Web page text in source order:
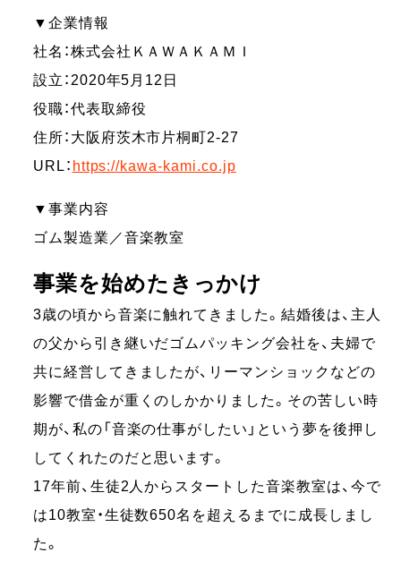
▼企業情報
社名：株式会社ＫＡＷＡＫＡＭＩ
設立：2020年5月12日
役職：代表取締役
住所：大阪府茨木市片桐町2-27
URL： https://kawa-kami.co.jp
▼事業内容
ゴム製造業／音楽教室
事業を始めたきっかけ
3歳の頃から音楽に触れてきました。結婚後は、主人
の父から引き継いだゴムパッキング会社を、夫婦で
共に経営してきましたが、リーマンショックなどの
影響で借金が重くのしかかりました。その苦しい時
期が、私の「音楽の仕事がしたい」という夢を後押し
してくれたのだと思います。
17年前、生徒2人からスタートした音楽教室は、今で
は10教室・生徒数650名を超えるまでに成長しまし
た。